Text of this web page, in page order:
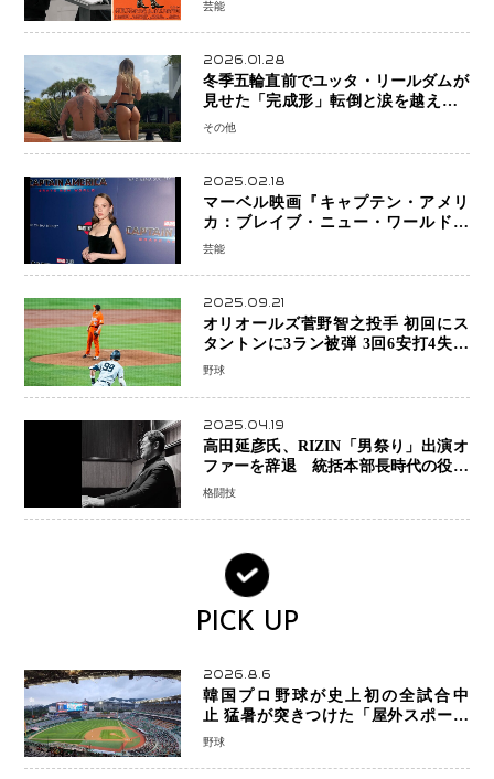
芸能
2026.01.28
冬季五輪直前でユッタ・リールダムが
見せた「完成形」転倒と涙を越えて─
ミラノで金を狙うオランダ女王の現在
その他
2025.02.18
マーベル映画『キャプテン・アメリ
カ：ブレイブ・ニュー・ワールド』
新ブラック・ウィドウ役のシラ・ハー
芸能
2025.09.21
オリオールズ菅野智之投手 初回にス
タントンに3ラン被弾 3回6安打4失点
で降板
野球
2025.04.19
高田延彦氏、RIZIN「男祭り」出演オ
ファーを辞退 統括本部長時代の役目
「すでに終えています」と明言
格闘技
PICK UP
2026.8.6
韓国プロ野球が史上初の全試合中
止 猛暑が突きつけた「屋外スポーツ
の限界」 日本発のドーム型施設時代
野球